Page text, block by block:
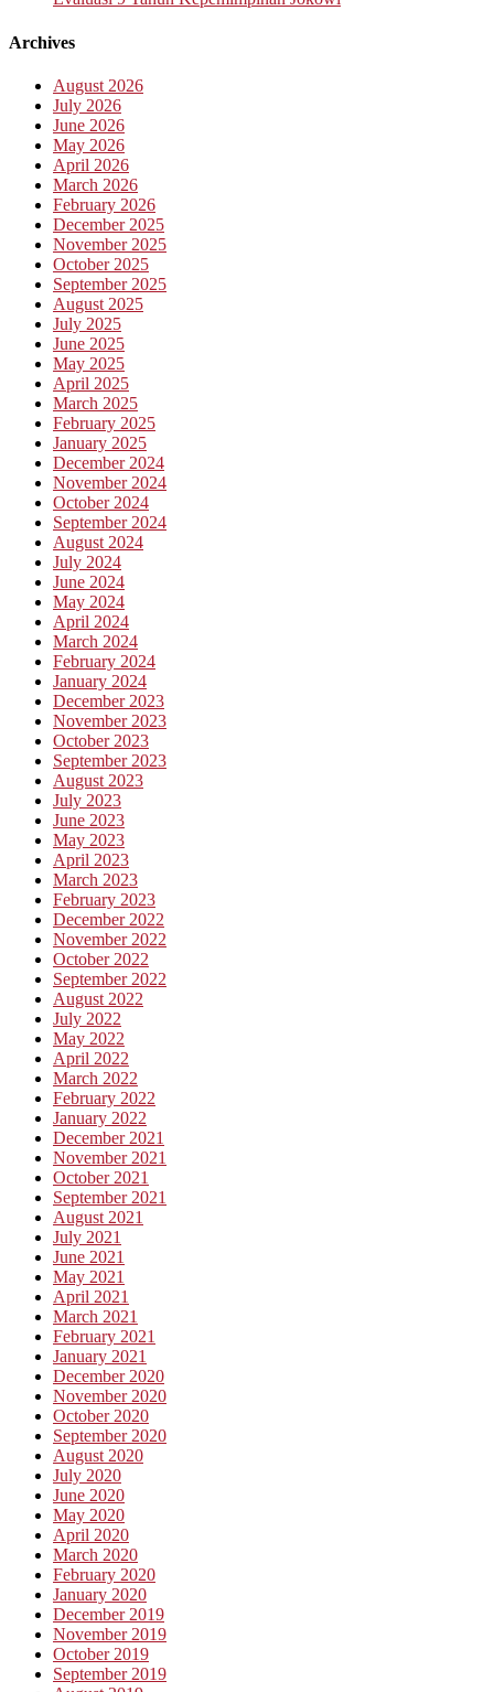
Archives
August 2026
July 2026
June 2026
May 2026
April 2026
March 2026
February 2026
December 2025
November 2025
October 2025
September 2025
August 2025
July 2025
June 2025
May 2025
April 2025
March 2025
February 2025
January 2025
December 2024
November 2024
October 2024
September 2024
August 2024
July 2024
June 2024
May 2024
April 2024
March 2024
February 2024
January 2024
December 2023
November 2023
October 2023
September 2023
August 2023
July 2023
June 2023
May 2023
April 2023
March 2023
February 2023
December 2022
November 2022
October 2022
September 2022
August 2022
July 2022
May 2022
April 2022
March 2022
February 2022
January 2022
December 2021
November 2021
October 2021
September 2021
August 2021
July 2021
June 2021
May 2021
April 2021
March 2021
February 2021
January 2021
December 2020
November 2020
October 2020
September 2020
August 2020
July 2020
June 2020
May 2020
April 2020
March 2020
February 2020
January 2020
December 2019
November 2019
October 2019
September 2019